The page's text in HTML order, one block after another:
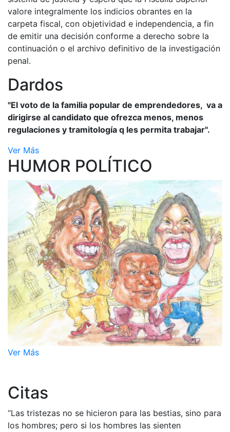
valore integralmente los indicios obrantes en la
carpeta fiscal, con objetividad e independencia, a fin
de emitir una decisión conforme a derecho sobre la
continuación o el archivo definitivo de la investigación
penal.
Dardos
"El voto de la familia popular de emprendedores, va a
dirigirse al candidato que ofrezca menos, menos
regulaciones y tramitología q les permita trabajar".
Ver Más
HUMOR POLÍTICO
Ver Más
Citas
“Las tristezas no se hicieron para las bestias, sino para
los hombres; pero si los hombres las sienten